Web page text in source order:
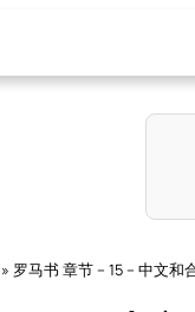
» 罗马书 章节 – 15 – 中文和